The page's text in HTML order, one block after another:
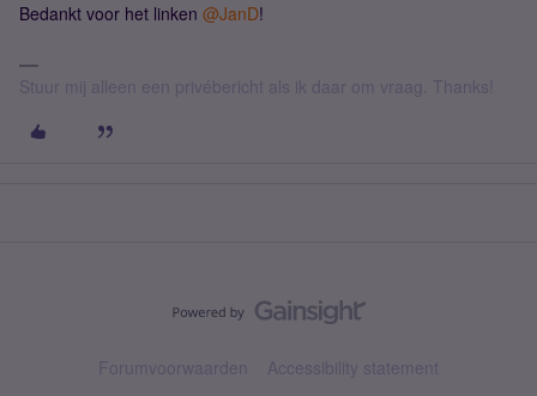
Bedankt voor het linken ​ @JanD!
Stuur mij alleen een privébericht als ik daar om vraag. Thanks!
Forumvoorwaarden Accessibility statement